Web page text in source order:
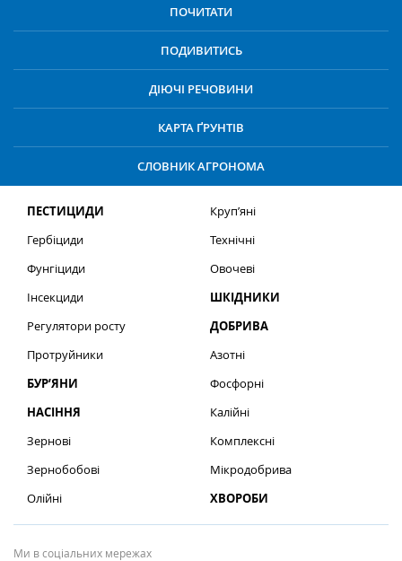
ПОЧИТАТИ
ПОДИВИТИСЬ
ДІЮЧІ РЕЧОВИНИ
КАРТА ҐРУНТІВ
СЛОВНИК АГРОНОМА
ПЕСТИЦИДИ
Гербіциди
Фунгіциди
Інсекциди
Регулятори росту
Протруйники
БУР’ЯНИ
НАСІННЯ
Зернові
Зернобобові
Олійні
Круп’яні
Технічні
Овочеві
ШКІДНИКИ
ДОБРИВА
Азотні
Фосфорні
Калійні
Комплексні
Мікродобрива
ХВОРОБИ
Ми в соціальних мережах